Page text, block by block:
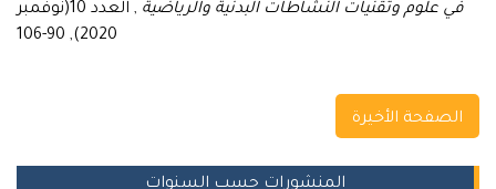
في علوم وتقنيات النشاطات البدنية والرياضية
, العدد 10(نوفمبر
2020), 90-106
Navigation
الصفحة الأخيرة
المنشورات حسب السنوات